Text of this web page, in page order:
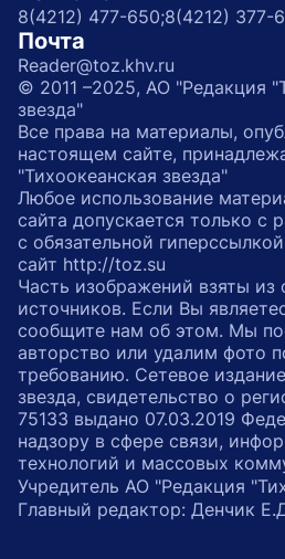
8(4212) 477-650;8(4212) 377-
Почта
Reader@toz.khv.ru
© 2011 –2025, АО "Редакция
звезда"
Все права на материалы,
настоящем сайте,
"Тихоокеанская звезда"
Любое использование
сайта допускается только с
с обязательной
сайт http://toz.su
Часть изображений взяты из
источников. Если Вы
сообщите нам об этом. Мы
авторство или удалим фото
требованию. Сетевое
звезда, свидетельство о
75133 выдано 07.03.2019
надзору в сфере связи,
технологий и массовых
Учредитель АО "Редакция
Главный редактор: Денчик